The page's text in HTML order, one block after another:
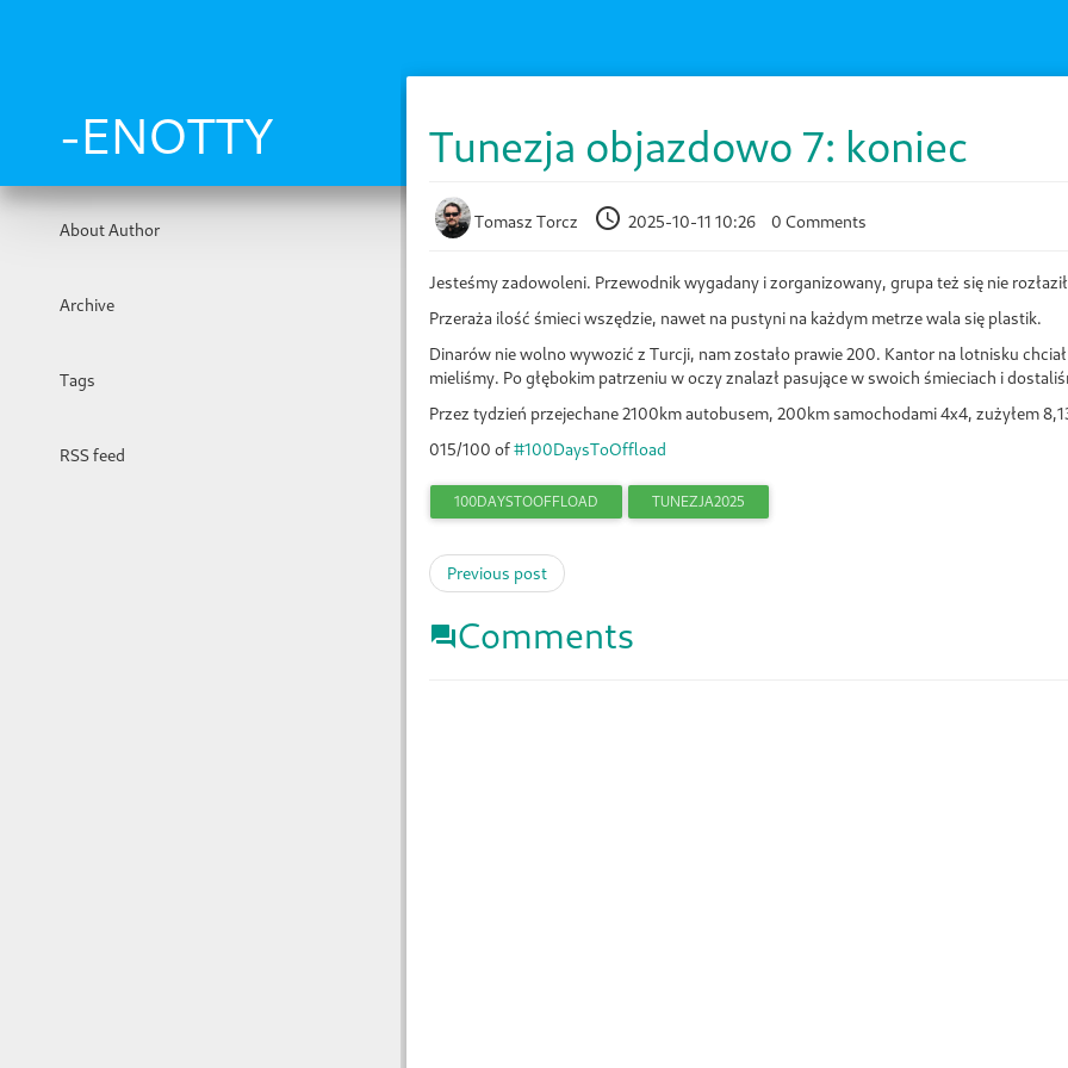
-ENOTTY
About Author
Archive
Tags
RSS feed
Tunezja objazdowo 7: koniec
Tomasz Torcz 2025-10-11 10:26 0 Comments
Jesteśmy zadowoleni. Przewodnik wygadany i zorganizowany, grupa też się nie
Przeraża ilość śmieci wszędzie, nawet na pustyni na każdym metrze wala się plastik.
Dinarów nie wolno wywozić z Turcji, nam zostało prawie 200. Kantor na lotnisku
mieliśmy. Po głębokim patrzeniu w oczy znalazł pasujące w swoich śmieciach i
Przez tydzień przejechane 2100km autobusem, 200km samochodami 4x4, zużyłem
015/100 of#100DaysToOffload
100DAYSTOOFFLOAD TUNEZJA2025
Previous post
Comments